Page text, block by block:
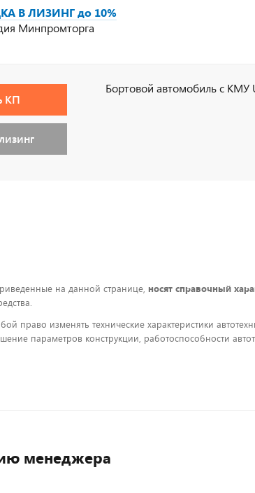
В ЛИЗИНГ до 10%
Минпромторга
КП
Бортовой автомобиль с КМУ
на данной странице, носят справочный
право изменять технические характеристики
параметров конструкции, работоспособности
менеджера